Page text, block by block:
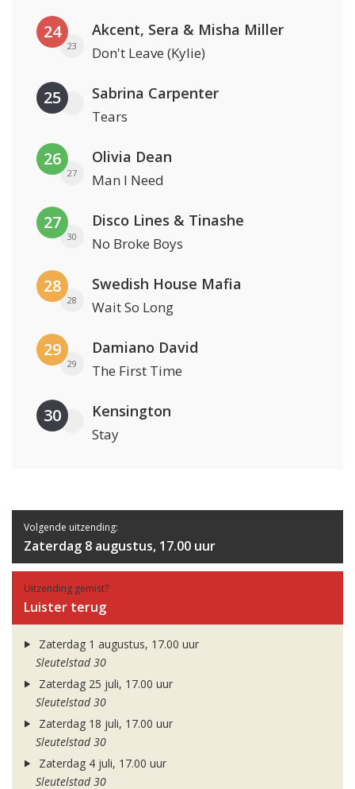
24
23
Akcent, Sera & Misha Miller
Don't Leave (Kylie)
25 Sabrina Carpenter
Tears
26
27
Olivia Dean
Man I Need
27
30
Disco Lines & Tinashe
No Broke Boys
28
28
Swedish House Mafia
Wait So Long
29
29
Damiano David
The First Time
30 Kensington
Stay
Volgende uitzending:
Zaterdag 8 augustus, 17.00 uur
Uitzending gemist?
Luister terug
Zaterdag 1 augustus, 17.00 uur
Sleutelstad 30
Zaterdag 25 juli, 17.00 uur
Sleutelstad 30
Zaterdag 18 juli, 17.00 uur
Sleutelstad 30
Zaterdag 4 juli, 17.00 uur
Sleutelstad 30